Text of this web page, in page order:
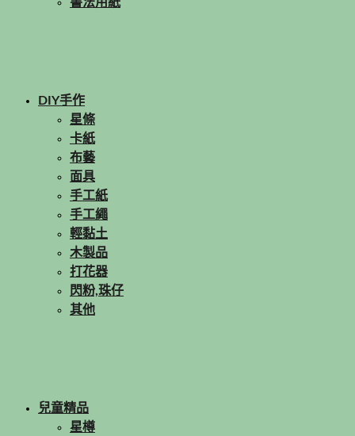
書法用紙
DIY手作
星條
卡紙
布藝
面具
手工紙
手工繩
輕黏土
木製品
打花器
閃粉,珠仔
其他
兒童精品
星樽